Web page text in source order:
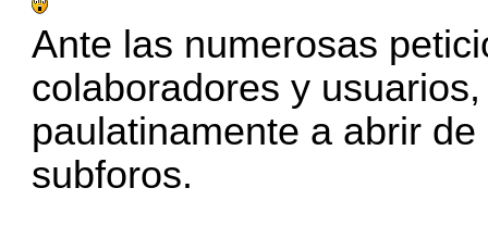
Ante las numerosas
colaboradores y
paulatinamente a abrir
subforos.